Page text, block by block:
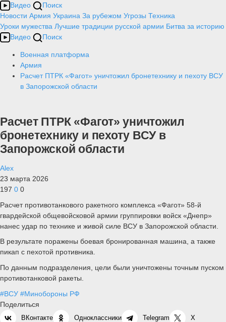
Видео
Поиск
Новости Армия Украина За рубежом Угрозы Техника
Уроки мужества Лучшие традиции русской армии Битва за историю
Видео
Поиск
Военная платформа
Армия
Расчет ПТРК «Фагот» уничтожил бронетехнику и пехоту ВСУ
в Запорожской области
Расчет ПТРК «Фагот» уничтожил
бронетехнику и пехоту ВСУ в
Запорожской области
Alex
23 марта 2026
197 0 0
Расчет противотанкового ракетного комплекса «Фагот» 58-й
гвардейской общевойсковой армии группировки войск «Днепр»
нанес удар по технике и живой силе ВСУ в Запорожской области.
В результате поражены боевая бронированная машина, а также
пикап с пехотой противника.
По данным подразделения, цели были уничтожены точным пуском
противотанковой ракеты.
#ВСУ #Минобороны РФ
Поделиться
ВКонтакте Одноклассники Telegram X